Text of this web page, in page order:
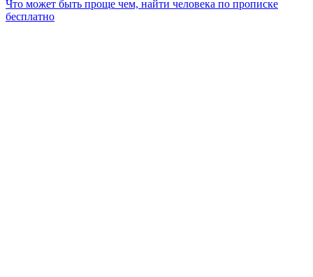
Что может быть проще чем, найти человека по прописке
бесплатно